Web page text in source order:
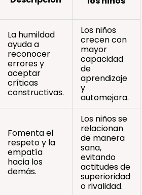
La humildad
ayuda a
reconocer
errores y
aceptar
críticas
constructivas.
Los niños
crecen con
mayor
capacidad
de
aprendizaje
y
automejora.
Fomenta el
respeto y la
empatía
hacia los
demás.
Los niños se
relacionan
de manera
sana,
evitando
actitudes de
superioridad
o rivalidad.